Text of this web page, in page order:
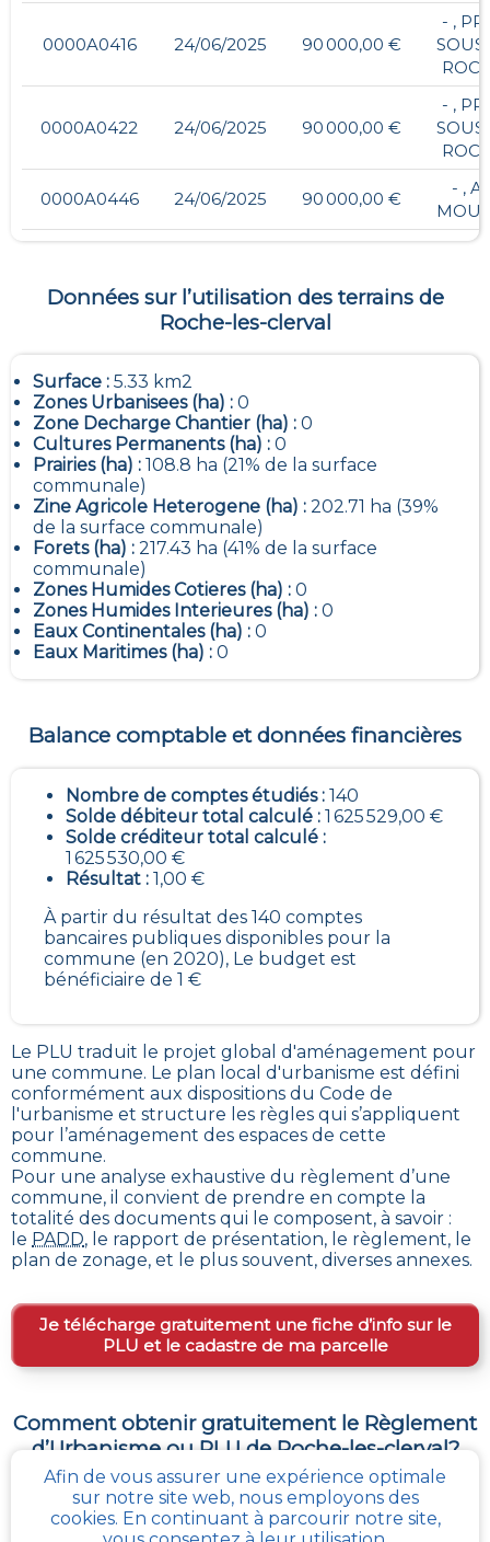
0000A0416 24/06/2025 90 000,00 €
- ,
SOUS
0000A0422 24/06/2025 90 000,00 €
- ,
SOUS
0000A0446 24/06/2025 90 000,00 €
- ,
Données sur l’utilisation des terrains de
Roche-les-clerval
Surface : 5.33 km2
Zones Urbanisees (ha) : 0
Zone Decharge Chantier (ha) : 0
Cultures Permanents (ha) : 0
Prairies (ha) : 108.8 ha (21% de la surface
communale)
Zine Agricole Heterogene (ha) : 202.71 ha (39%
de la surface communale)
Forets (ha) : 217.43 ha (41% de la surface
communale)
Zones Humides Cotieres (ha) : 0
Zones Humides Interieures (ha) : 0
Eaux Continentales (ha) : 0
Eaux Maritimes (ha) : 0
Balance comptable et données financières
Nombre de comptes étudiés : 140
Solde débiteur total calculé : 1 625 529,00 €
Solde créditeur total calculé :
1 625 530,00 €
Résultat : 1,00 €
À partir du résultat des 140 comptes
bancaires publiques disponibles pour la
commune (en 2020), Le budget est
bénéficiaire de 1 €
Le PLU traduit le projet global d'aménagement pour
une commune. Le plan local d'urbanisme est défini
conformément aux dispositions du Code de
l'urbanisme et structure les règles qui s’appliquent
pour l’aménagement des espaces de cette
commune.
Pour une analyse exhaustive du règlement d’une
commune, il convient de prendre en compte la
totalité des documents qui le composent, à savoir :
le PADD, le rapport de présentation, le règlement, le
plan de zonage, et le plus souvent, diverses annexes.
Je télécharge gratuitement une fiche d’info sur le
PLU et le cadastre de ma parcelle
Comment obtenir gratuitement le Règlement
d’Urbanisme ou PLU de Roche-les-clerval?
En s’adressant aux services de l’urbanisme de sa
communauté de communes, ou directement de sa
commune, il est possibled’obtenir gratuitement les
Afin de vous assurer une expérience optimale
sur notre site web, nous employons des
cookies. En continuant à parcourir notre site,